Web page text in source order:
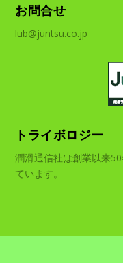
お問合せ
lub@juntsu.co.jp
トライボロジー
潤滑通信社は創業以来
ています。